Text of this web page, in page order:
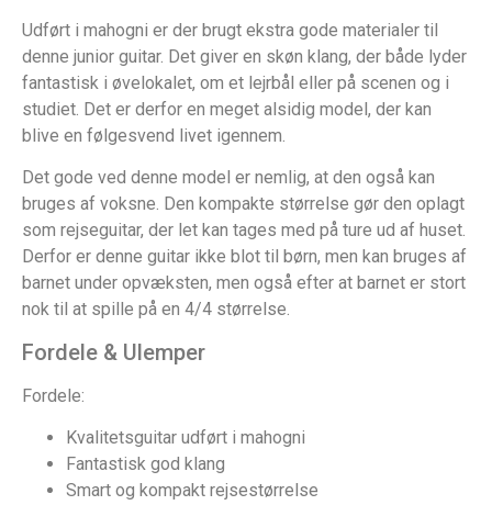
Udført i mahogni er der brugt ekstra gode materialer til
denne junior guitar. Det giver en skøn klang, der både lyder
fantastisk i øvelokalet, om et lejrbål eller på scenen og i
studiet. Det er derfor en meget alsidig model, der kan
blive en følgesvend livet igennem.
Det gode ved denne model er nemlig, at den også kan
bruges af voksne. Den kompakte størrelse gør den oplagt
som rejseguitar, der let kan tages med på ture ud af huset.
Derfor er denne guitar ikke blot til børn, men kan bruges af
barnet under opvæksten, men også efter at barnet er stort
nok til at spille på en 4/4 størrelse.
Fordele & Ulemper
Fordele:
Kvalitetsguitar udført i mahogni
Fantastisk god klang
Smart og kompakt rejsestørrelse